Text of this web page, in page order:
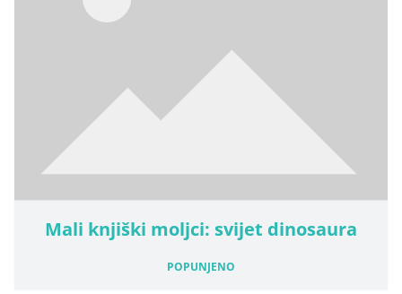
Mali knjiški moljci: svijet dinosaura
POPUNJENO